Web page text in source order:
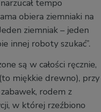
tempo
obiera ziemniaki na
ziemniak – jeden
innej roboty szukać”.
są w całości ręcznie,
miękkie drewno), przy
rodem z
w której rzeźbiono